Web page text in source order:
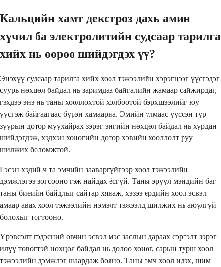
Кальцийн хамт декстроз дахь амин
хүчил ба электролитийн судсаар тарилга
хийх нь өөрөө шийдэгдэх үү?
Энэхүү судсаар тарилга хийх хоол тэжээлийн хэрэгцээг үүсгэдэг
суурь нөхцөл байдал нь заримдаа байгалийн жамаар сайжирдаг,
гэхдээ энэ нь таны хооллохтой холбоотой бэрхшээлийг юу
үүсгэж байгаагаас бүрэн хамаарна. Эмийн улмаас үүссэн түр
зуурын дотор муухайрах зэрэг энгийн нөхцөл байдал нь хурдан
шийдэгдэж, хэдхэн хоногийн дотор хэвийн хооллолт руу
шилжих боломжтой.
Гэсэн хэдий ч та эмчийн зааваргүйгээр хоол тэжээлийн
дэмжлэгээ зогсооно гэж найдах ёсгүй. Таны эрүүл мэндийн баг
таны биеийн байдлыг сайтар хянаж, хэзээ ердийн хоол эсвэл
амаар авах хоол тэжээлийн нэмэлт тэжээлд шилжих нь аюулгүй
болохыг тогтооно.
Үрэвсэлт гэдэсний өвчин эсвэл мэс заслын дараах сэргэлт зэрэг
илүү төвөгтэй нөхцөл байдал нь долоо хоног, сарын турш хоол
тэжээлийн дэмжлэг шаардаж болно. Таны эмч хоол идэх, шим